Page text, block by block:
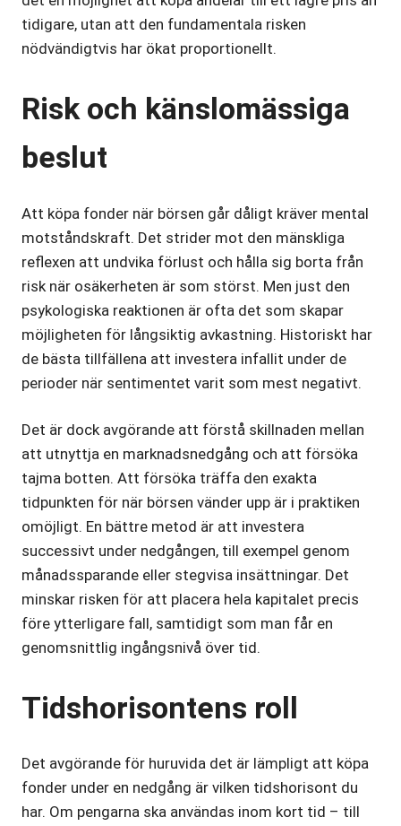
tidigare, utan att den fundamentala risken
nödvändigtvis har ökat proportionellt.
Risk och känslomässiga
beslut
Att köpa fonder när börsen går dåligt kräver mental
motståndskraft. Det strider mot den mänskliga
reflexen att undvika förlust och hålla sig borta från
risk när osäkerheten är som störst. Men just den
psykologiska reaktionen är ofta det som skapar
möjligheten för långsiktig avkastning. Historiskt har
de bästa tillfällena att investera infallit under de
perioder när sentimentet varit som mest negativt.
Det är dock avgörande att förstå skillnaden mellan
att utnyttja en marknadsnedgång och att försöka
tajma botten. Att försöka träffa den exakta
tidpunkten för när börsen vänder upp är i praktiken
omöjligt. En bättre metod är att investera
successivt under nedgången, till exempel genom
månadssparande eller stegvisa insättningar. Det
minskar risken för att placera hela kapitalet precis
före ytterligare fall, samtidigt som man får en
genomsnittlig ingångsnivå över tid.
Tidshorisontens roll
Det avgörande för huruvida det är lämpligt att köpa
fonder under en nedgång är vilken tidshorisont du
har. Om pengarna ska användas inom kort tid – till